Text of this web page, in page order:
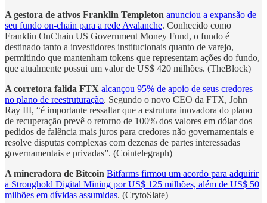
A gestora de ativos Franklin Templeton anunciou a expansão de
seu fundo on-chain para a rede Avalanche. Conhecido como
Franklin OnChain US Government Money Fund, o fundo é
destinado tanto a investidores institucionais quanto de varejo,
permitindo que mantenham tokens que representam ações do fundo,
que atualmente possui um valor de US$ 420 milhões. (TheBlock)
A corretora falida FTX alcançou 95% de apoio de seus credores
no plano de reestruturação. Segundo o novo CEO da FTX, John
Ray III, “é importante ressaltar que a estrutura inovadora do plano
de recuperação prevê o retorno de 100% dos valores em dólar dos
pedidos de falência mais juros para credores não governamentais e
resolve disputas complexas com dezenas de partes interessadas
governamentais e privadas”. (Cointelegraph)
A mineradora de Bitcoin Bitfarms firmou um acordo para adquirir
a Stronghold Digital Mining por US$ 125 milhões, além de US$ 50
milhões em dívidas assumidas. (CrytoSlate)